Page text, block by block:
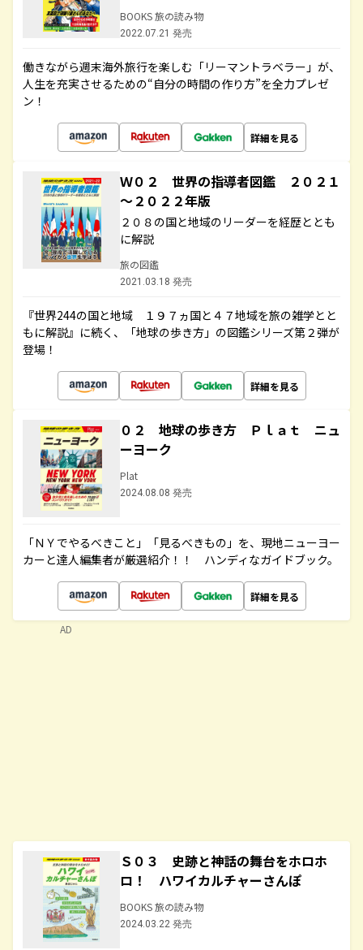
BOOKS 旅の読み物
2022.07.21 発売
働きながら週末海外旅行を楽しむ「リーマントラベラー」が、
人生を充実させるための“自分の時間の作り方”を全力プレゼ
ン！
詳細を見る
Ｗ０２ 世界の指導者図鑑 ２０２１
～２０２２年版
２０８の国と地域のリーダーを経歴ととも
に解説
旅の図鑑
2021.03.18 発売
『世界244の国と地域 １９７ヵ国と４７地域を旅の雑学とと
もに解説』に続く、「地球の歩き方」の図鑑シリーズ第２弾が
登場！
詳細を見る
０２ 地球の歩き方 Ｐｌａｔ ニュ
ーヨーク
Plat
2024.08.08 発売
「ＮＹでやるべきこと」「見るべきもの」を、現地ニューヨー
カーと達人編集者が厳選紹介！！ ハンディなガイドブック。
詳細を見る
Ｓ０３ 史跡と神話の舞台をホロホ
ロ！ ハワイカルチャーさんぽ
BOOKS 旅の読み物
2024.03.22 発売
AD